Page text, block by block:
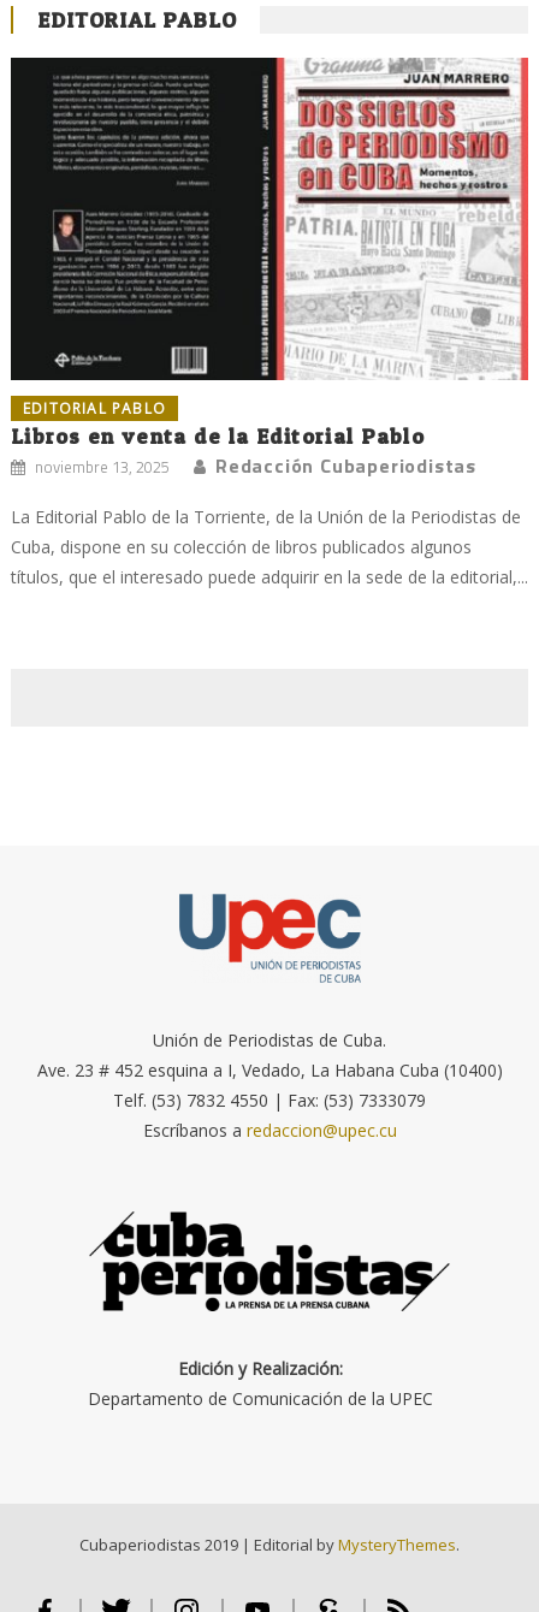
EDITORIAL PABLO
EDITORIAL PABLO
Libros en venta de la Editorial Pablo
noviembre 13, 2025 Redacción Cubaperiodistas
La Editorial Pablo de la Torriente, de la Unión de la Periodistas de
Cuba, dispone en su colección de libros publicados algunos
títulos, que el interesado puede adquirir en la sede de la editorial,...
Unión de Periodistas de Cuba.
Ave. 23 # 452 esquina a I, Vedado, La Habana Cuba (10400)
Telf. (53) 7832 4550 | Fax: (53) 7333079
Escríbanos a redaccion@upec.cu
Edición y Realización:
Departamento de Comunicación de la UPEC
Cubaperiodistas 2019 | Editorial byMysteryThemes.